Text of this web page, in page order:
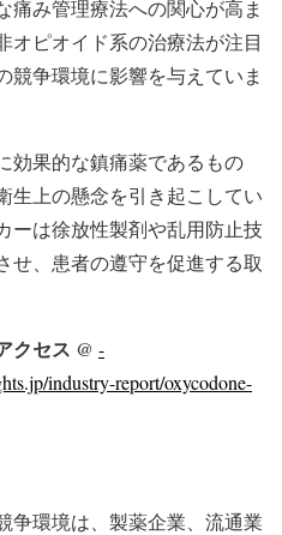
痛み管理療法への関心が高ま
オピオイド系の治療法が注目
競争環境に影響を与えていま
効果的な鎮痛薬であるもの
生上の懸念を引き起こしてい
ーは徐放性製剤や乱用防止技
せ、患者の遵守を促進する取
クセス @ -
industry-report/oxycodone-
争環境は、製薬企業、流通業